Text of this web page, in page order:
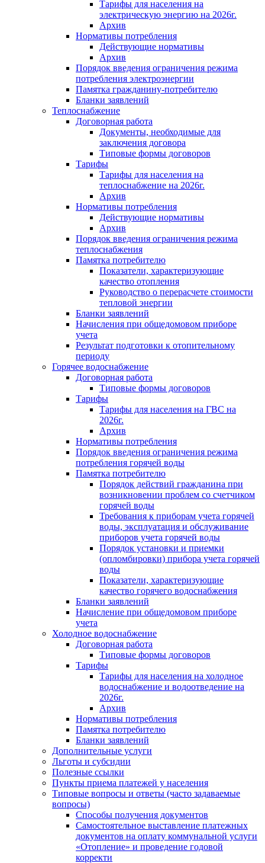
Тарифы для населения на
электрическую энергию на 2026г.
Архив
Нормативы потребления
Действующие нормативы
Архив
Порядок введения ограничения режима
потребления электроэнергии
Памятка гражданину-потребителю
Бланки заявлений
Теплоснабжение
Договорная работа
Документы, необходимые для
заключения договора
Типовые формы договоров
Тарифы
Тарифы для населения на
теплоснабжение на 2026г.
Архив
Нормативы потребления
Действующие нормативы
Архив
Порядок введения ограничения режима
теплоснабжения
Памятка потребителю
Показатели, характеризующие
качество отопления
Руководство о перерасчете стоимости
тепловой энергии
Бланки заявлений
Начисления при общедомовом приборе
учета
Результат подготовки к отопительному
периоду
Горячее водоснабжение
Договорная работа
Типовые формы договоров
Тарифы
Тарифы для населения на ГВС на
2026г.
Архив
Нормативы потребления
Порядок введения ограничения режима
потребления горячей воды
Памятка потребителю
Порядок действий гражданина при
возникновении проблем со счетчиком
горячей воды
Требования к приборам учета горячей
воды, эксплуатация и обслуживание
приборов учета горячей воды
Порядок установки и приемки
(опломбировки) прибора учета горячей
воды
Показатели, характеризующие
качество горячего водоснабжения
Бланки заявлений
Начисление при общедомовом приборе
учета
Холодное водоснабжение
Договорная работа
Типовые формы договоров
Тарифы
Тарифы для населения на холодное
водоснабжение и водоотведение на
2026г.
Архив
Нормативы потребления
Памятка потребителю
Бланки заявлений
Дополнительные услуги
Льготы и субсидии
Полезные ссылки
Пункты приема платежей у населения
Типовые вопросы и ответы (часто задаваемые
вопросы)
Способы получения документов
Самостоятельное выставление платежных
документов на оплату коммунальной услуги
«Отопление» и проведение годовой
корректи